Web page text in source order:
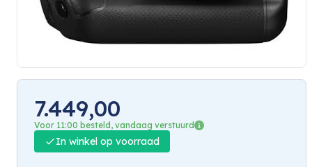
7.449,00
Voor 11:00 besteld, vandaag verstuurd
In winkel op voorraad